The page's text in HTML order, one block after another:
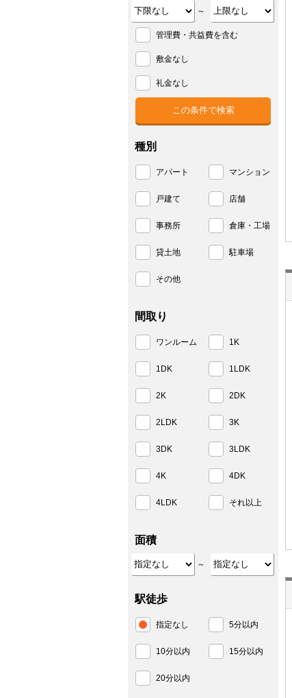
～
管理費・共益費を含む
敷金なし
礼金なし
種別
アパート マンション
戸建て 店舗
事務所 倉庫・工場
貸土地 駐車場
その他
間取り
ワンルーム 1K
1DK 1LDK
2K 2DK
2LDK 3K
3DK 3LDK
4K 4DK
4LDK それ以上
面積
～
駅徒歩
指定なし 5分以内
10分以内 15分以内
20分以内